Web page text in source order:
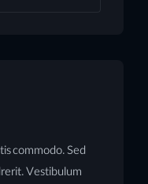
commodo. Sed
Vestibulum